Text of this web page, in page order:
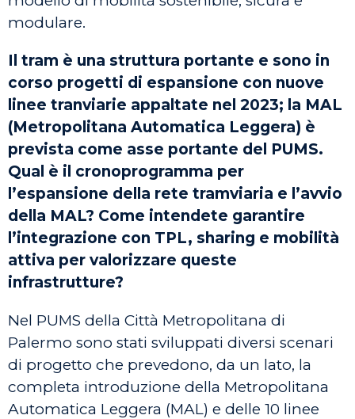
modulare.
Il tram è una struttura portante e sono in
corso progetti di espansione con nuove
linee tranviarie appaltate nel 2023; la MAL
(Metropolitana Automatica Leggera) è
prevista come asse portante del PUMS.
Qual è il cronoprogramma per
l’espansione della rete tramviaria e l’avvio
della MAL? Come intendete garantire
l’integrazione con TPL, sharing e mobilità
attiva per valorizzare queste
infrastrutture?
Nel PUMS della Città Metropolitana di
Palermo sono stati sviluppati diversi scenari
di progetto che prevedono, da un lato, la
completa introduzione della Metropolitana
Automatica Leggera (MAL) e delle 10 linee